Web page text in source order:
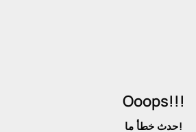
Ooops!!!
حدث خطأ ما!